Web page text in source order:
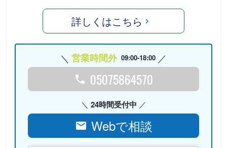
詳しくはこちら
営業時間外 09:00-18:00
05075864570
24時間受付中
Webで相談